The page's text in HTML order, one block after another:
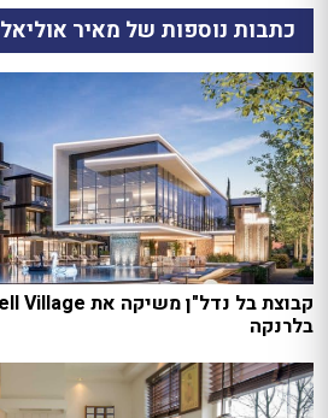
כתבות נוספות של מאיר אוליאל
בלרנקה